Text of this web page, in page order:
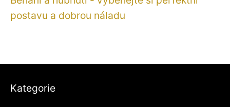
postavu a dobrou náladu
Kategorie